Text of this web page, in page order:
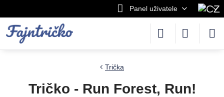
Panel uživatele
Trička
Tričko - Run Forest, Run!